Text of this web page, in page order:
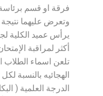
فرقة او قسم
وتعرض عليهما نتيجة
يرأس عميد الكلية
أكثر لمراقبة
تلعن اسماء الطلاب
الهجائيه بالنسبة
الدرجة العلمية (